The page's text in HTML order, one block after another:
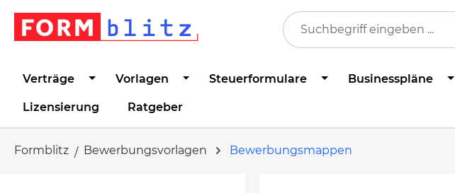
Zur Hauptnavigation springen
Verträge Vorlagen Steuerformulare Businesspläne
Lizensierung Ratgeber
Formblitz Bewerbungsvorlagen Bewerbungsmappen